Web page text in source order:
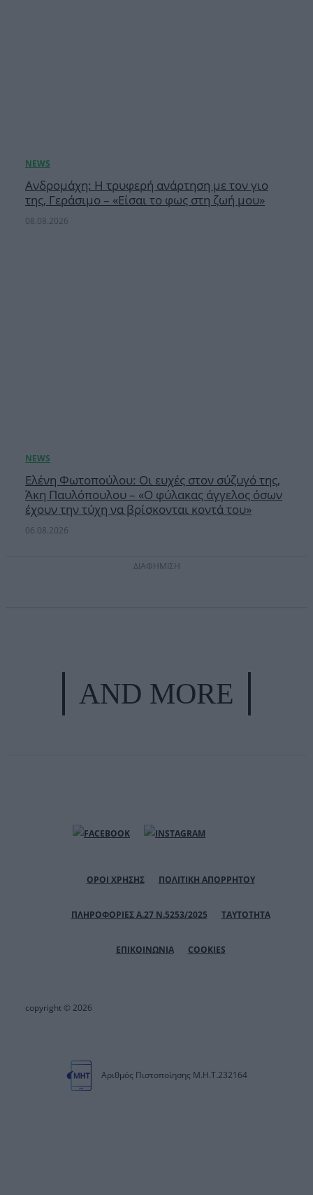
Ανδρομάχη: Η τρυφερή ανάρτηση με τον γιο
της, Γεράσιμο – «Είσαι το φως στη ζωή μου»
08.08.2026
Ελένη Φωτοπούλου: Οι ευχές στον σύζυγό της,
Άκη Παυλόπουλου – «Ο φύλακας άγγελος όσων
έχουν την τύχη να βρίσκονται κοντά του»
06.08.2026
ΔΙΑΦΗΜΙΣΗ
AND MORE
ΟΡΟΙ ΧΡΗΣΗΣ ΠΟΛΙΤΙΚΗ ΑΠΟΡΡΗΤΟΥ
ΠΛΗΡΟΦΟΡΙΕΣ Α.27 Ν.5253/2025 ΤΑΥΤΟΤΗΤΑ
ΕΠΙΚΟΙΝΩΝΙΑ COOKIES
copyright © 2026
Αριθμός Πιστοποίησης Μ.Η.Τ.232164